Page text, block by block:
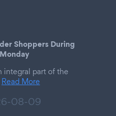
Shoppers During
integral part of the
Read More
08-09